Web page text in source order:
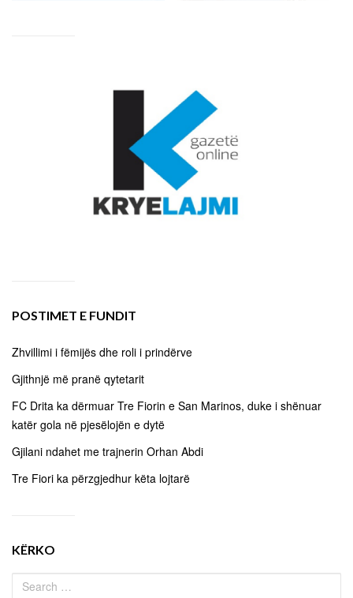
POSTIMET E FUNDIT
Zhvillimi i fëmijës dhe roli i prindërve
Gjithnjë më pranë qytetarit
FC Drita ka dërmuar Tre Fiorin e San Marinos, duke i shënuar
katër gola në pjesëlojën e dytë
Gjilani ndahet me trajnerin Orhan Abdi
Tre Fiori ka përzgjedhur këta lojtarë
KËRKO